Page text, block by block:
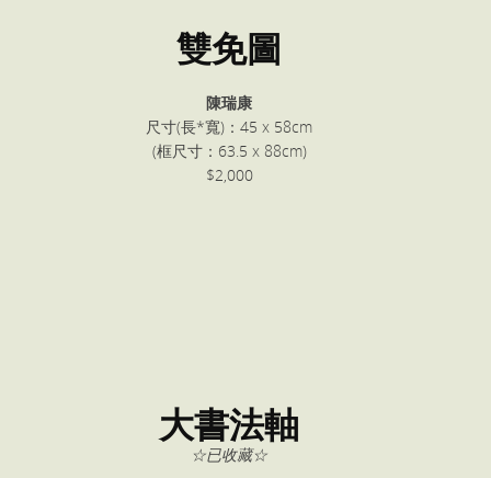
雙免圖
陳瑞康
尺寸(長*寬)：45 x 58cm
(框尺寸：63.5 x 88cm)
$2,000
大書法軸
☆已收藏☆